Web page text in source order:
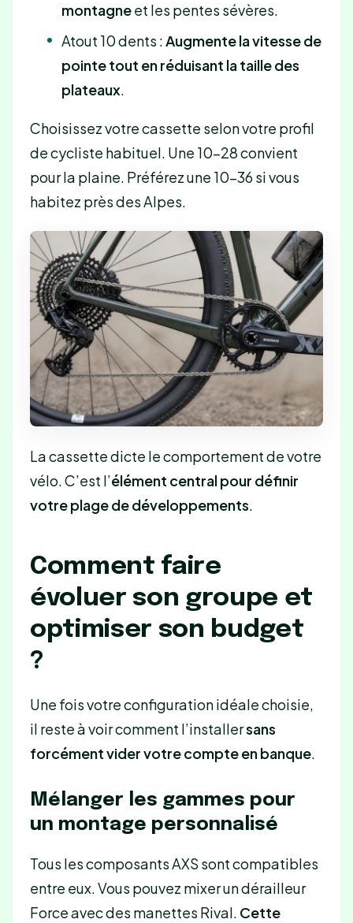
montagneet les pentes sévères.
Atout 10 dents :Augmente la vitesse de
pointe tout en réduisant la taille des
plateaux.
Choisissez votre cassette selon votre profil
de cycliste habituel. Une 10-28 convient
pour la plaine. Préférez une 10-36 si vous
habitez près des Alpes.
La cassette dicte le comportement de votre
vélo. C’est l’élément central pour définir
votre plage de développements.
Comment faire
évoluer son groupe et
optimiser son budget
?
Une fois votre configuration idéale choisie,
il reste à voir comment l’installersans
forcément vider votre compte en banque.
Mélanger les gammes pour
un montage personnalisé
Tous les composants AXS sont compatibles
entre eux. Vous pouvez mixer un dérailleur
Force avec des manettes Rival. Cette